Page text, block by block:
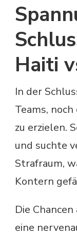
Haiti
In der
Teams,
zu erzielen.
und suchte
Strafraum,
Kontern
Die
eine